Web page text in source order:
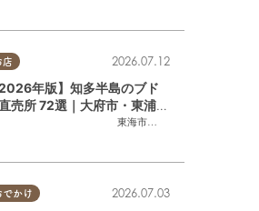
店
東海市
,大府市
2026.07.12
2026年版】知多半島のブド
売所 72選｜大府市・東浦町
かエリア別に一挙紹介
でかけ 2026.07.03